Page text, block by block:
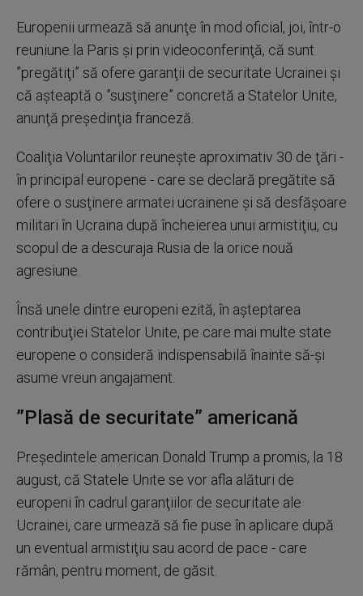
Europenii urmează să anunţe în mod oficial, joi, într-o
reuniune la Paris şi prin videoconferinţă, că sunt
”pregătiţi” să ofere garanţii de securitate Ucrainei şi
că aşteaptă o ”susţinere” concretă a Statelor Unite,
anunţă preşedinţia franceză.
Coaliţia Voluntarilor reuneşte aproximativ 30 de ţări -
în principal europene - care se declară pregătite să
ofere o susţinere armatei ucrainene şi să desfăşoare
militari în Ucraina după încheierea unui armistiţiu, cu
scopul de a descuraja Rusia de la orice nouă
agresiune.
Însă unele dintre europeni ezită, în aşteptarea
contribuţiei Statelor Unite, pe care mai multe state
europene o consideră indispensabilă înainte să-şi
asume vreun angajament.
”Plasă de securitate” americană
Preşedintele american Donald Trump a promis, la 18
august, că Statele Unite se vor afla alături de
europeni în cadrul garanţiilor de securitate ale
Ucrainei, care urmează să fie puse în aplicare după
un eventual armistiţiu sau acord de pace - care
rămân, pentru moment, de găsit.